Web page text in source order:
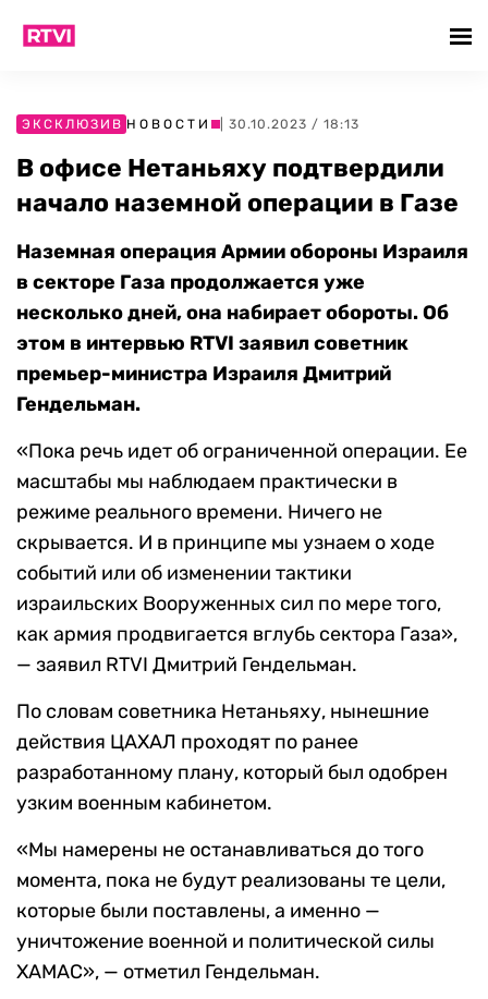
ЭКСКЛЮЗИВ НОВОСТИ | 30.10.2023 / 18:13
В офисе Нетаньяху подтвердили
начало наземной операции в Газе
Наземная операция Армии обороны Израиля
в секторе Газа продолжается уже
несколько дней, она набирает обороты. Об
этом в интервью RTVI заявил советник
премьер-министра Израиля Дмитрий
Гендельман.
«Пока речь идет об ограниченной операции. Ее
масштабы мы наблюдаем практически в
режиме реального времени. Ничего не
скрывается. И в принципе мы узнаем о ходе
событий или об изменении тактики
израильских Вооруженных сил по мере того,
как армия продвигается вглубь сектора Газа»,
— заявил RTVI Дмитрий Гендельман.
По словам советника Нетаньяху, нынешние
действия ЦАХАЛ проходят по ранее
разработанному плану, который был одобрен
узким военным кабинетом.
«Мы намерены не останавливаться до того
момента, пока не будут реализованы те цели,
которые были поставлены, а именно —
уничтожение военной и политической силы
ХАМАС», — отметил Гендельман.